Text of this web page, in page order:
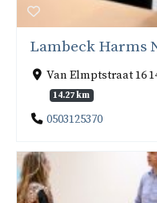
Lambeck Harms
Van Elmptstraat 16
14.27 km
0503125370